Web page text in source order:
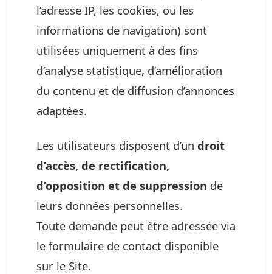
l’adresse IP, les cookies, ou les
informations de navigation) sont
utilisées uniquement à des fins
d’analyse statistique, d’amélioration
du contenu et de diffusion d’annonces
adaptées.
Les utilisateurs disposent d’un droit
d’accès, de rectification,
d’opposition et de suppression de
leurs données personnelles.
Toute demande peut être adressée via
le formulaire de contact disponible
sur le Site.